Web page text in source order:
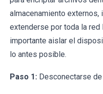
almacenamiento
extenderse por toda la red
importante aislar el
lo antes posible.
Paso 1: Desconectarse